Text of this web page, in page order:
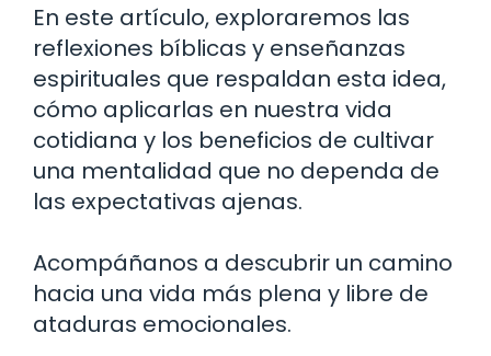
En este artículo, exploraremos las
reflexiones bíblicas y enseñanzas
espirituales que respaldan esta idea,
cómo aplicarlas en nuestra vida
cotidiana y los beneficios de cultivar
una mentalidad que no dependa de
las expectativas ajenas.
Acompáñanos a descubrir un camino
hacia una vida más plena y libre de
ataduras emocionales.